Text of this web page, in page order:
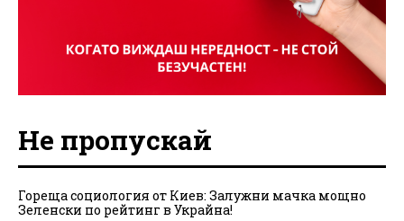
Не пропускай
Гореща социология от Киев: Залужни мачка мощно
Зеленски по рейтинг в Украйна!